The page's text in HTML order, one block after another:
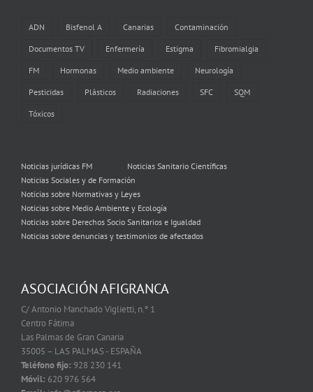
ADN Bisfenol A Canarias Contaminación
Documentos TV Enfermería Estigma Fibromialgia
FM Hormonas Medio ambiente Neurología
Pesticidas Plásticos Radiaciones SFC SQM
Tóxicos
Noticias jurídicas FM
Noticias Sanitario Científicas
Noticias Sociales y de Formación
Noticias sobre Normativas y Leyes
Noticias sobre Medio Ambiente y Ecología
Noticias sobre Derechos Socio Sanitarios e Igualdad
Noticias sobre denuncias y testimonios de afectados
ASOCIACIÓN AFIGRANCA
C/ Antonio Manchado Viglietti, n.º 1
Centro Fátima
Las Palmas de Gran Canaria
35005 – LAS PALMAS - ESPAÑA
Teléfono fijo: 928 230 141
Móvil: 620 976 564